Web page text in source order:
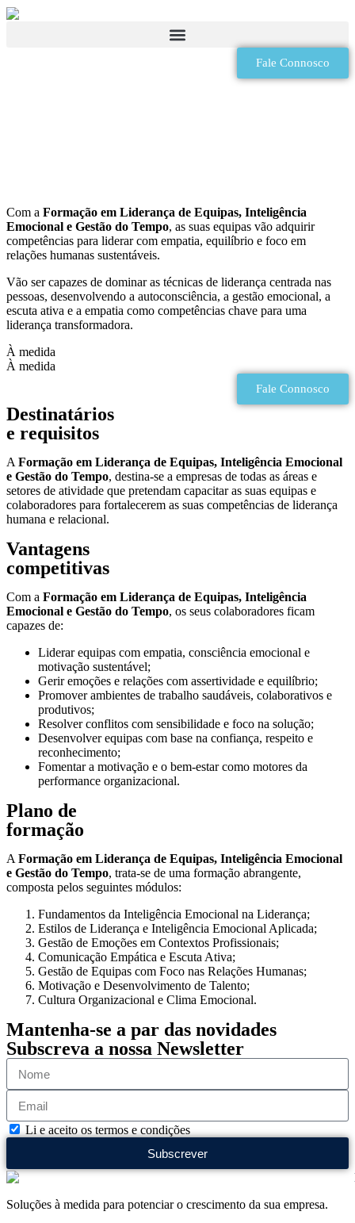
Fale Connosco
Com a Formação em Liderança de Equipas, Inteligência
Emocional e Gestão do Tempo, as suas equipas vão adquirir
competências para liderar com empatia, equilíbrio e foco em
relações humanas sustentáveis.
Vão ser capazes de dominar as técnicas de liderança centrada nas
pessoas, desenvolvendo a autoconsciência, a gestão emocional, a
escuta ativa e a empatia como competências chave para uma
liderança transformadora.
À medida
À medida
Fale Connosco
Destinatários
e requisitos
A Formação em Liderança de Equipas, Inteligência Emocional
e Gestão do Tempo, destina-se a empresas de todas as áreas e
setores de atividade que pretendam capacitar as suas equipas e
colaboradores para fortalecerem as suas competências de liderança
humana e relacional.
Vantagens
competitivas
Com a Formação em Liderança de Equipas, Inteligência
Emocional e Gestão do Tempo, os seus colaboradores ficam
capazes de:
Liderar equipas com empatia, consciência emocional e
motivação sustentável;
Gerir emoções e relações com assertividade e equilíbrio;
Promover ambientes de trabalho saudáveis, colaborativos e
produtivos;
Resolver conflitos com sensibilidade e foco na solução;
Desenvolver equipas com base na confiança, respeito e
reconhecimento;
Fomentar a motivação e o bem-estar como motores da
performance organizacional.
Plano de
formação
A Formação em Liderança de Equipas, Inteligência Emocional
e Gestão do Tempo, trata-se de uma formação abrangente,
composta pelos seguintes módulos:
Fundamentos da Inteligência Emocional na Liderança;
Estilos de Liderança e Inteligência Emocional Aplicada;
Gestão de Emoções em Contextos Profissionais;
Comunicação Empática e Escuta Ativa;
Gestão de Equipas com Foco nas Relações Humanas;
Motivação e Desenvolvimento de Talento;
Cultura Organizacional e Clima Emocional.
Mantenha-se a par das novidades
Subscreva a nossa Newsletter
Li e aceito os termos e condições
Subscrever
Soluções à medida para potenciar o crescimento da sua empresa.